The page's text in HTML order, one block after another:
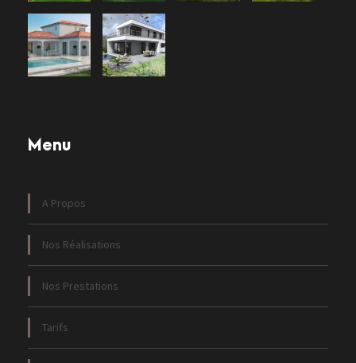
Menu
A Propos
Nos Réalisations
Nos Prestations
Tarifs